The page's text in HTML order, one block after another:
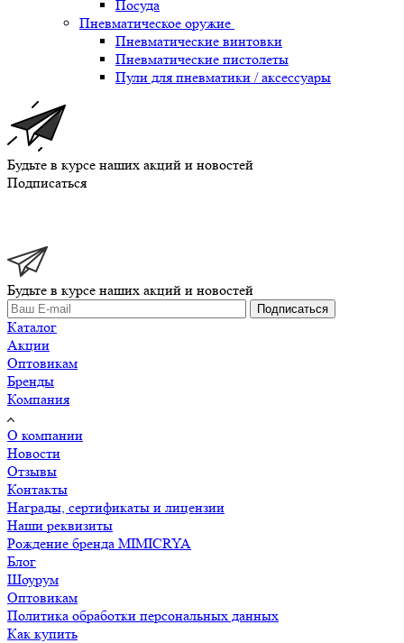
Посуда
Пневматическое оружие
Пневматические винтовки
Пневматические пистолеты
Пули для пневматики / аксессуары
Будьте в курсе наших акций и новостей
Подписаться
Будьте в курсе наших акций и новостей
Подписаться
Каталог
Акции
Оптовикам
Бренды
Компания
О компании
Новости
Отзывы
Контакты
Награды, сертификаты и лицензии
Наши реквизиты
Рождение бренда MIMICRYA
Блог
Шоурум
Оптовикам
Политика обработки персональных данных
Как купить